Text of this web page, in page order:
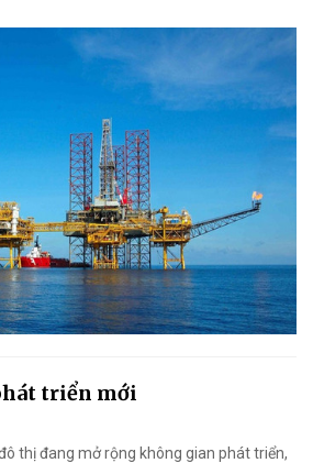
triển mới
thị đang mở rộng không gian phát triển,